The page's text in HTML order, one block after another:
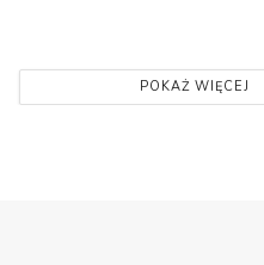
POKAŻ WIĘCEJ